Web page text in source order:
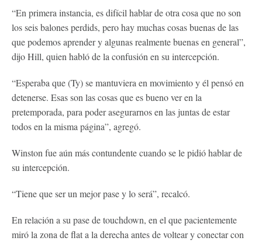
“En primera instancia, es difícil hablar de otra cosa que no son
los seis balones perdids, pero hay muchas cosas buenas de las
que podemos aprender y algunas realmente buenas en general”,
dijo Hill, quien habló de la confusión en su intercepción.
“Esperaba que (Ty) se mantuviera en movimiento y él pensó en
detenerse. Esas son las cosas que es bueno ver en la
pretemporada, para poder asegurarnos en las juntas de estar
todos en la misma página”, agregó.
Winston fue aún más contundente cuando se le pidió hablar de
su intercepción.
“Tiene que ser un mejor pase y lo será”, recalcó.
En relación a su pase de touchdown, en el que pacientemente
miró la zona de flat a la derecha antes de voltear y conectar con